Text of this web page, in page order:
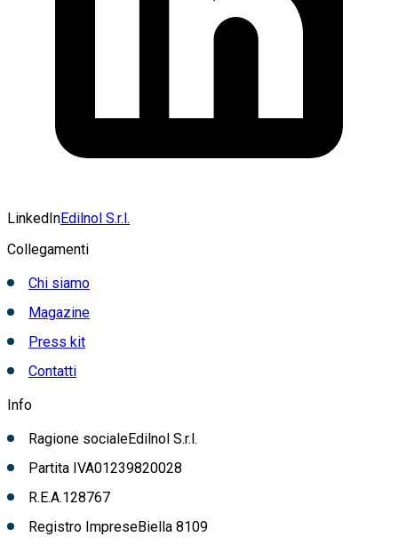
LinkedInEdilnol S.r.l.
Collegamenti
Chi siamo
Magazine
Press kit
Contatti
Info
Ragione socialeEdilnol S.r.l.
Partita IVA01239820028
R.E.A.128767
Registro ImpreseBiella 8109